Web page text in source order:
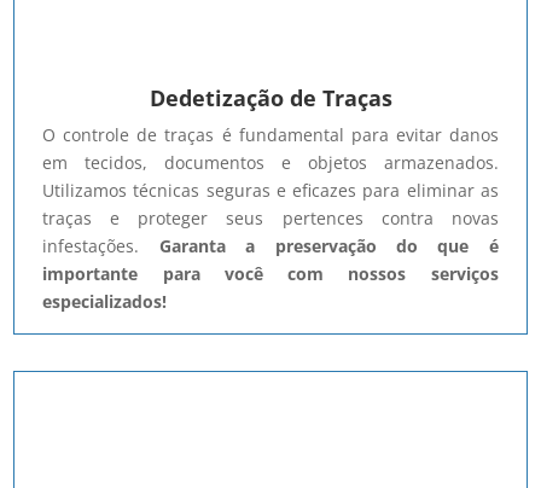
Dedetização de Traças
O controle de traças é fundamental para evitar danos
em tecidos, documentos e objetos armazenados.
Utilizamos técnicas seguras e eficazes para eliminar as
traças e proteger seus pertences contra novas
infestações. Garanta a preservação do que é
importante para você com nossos serviços
especializados!